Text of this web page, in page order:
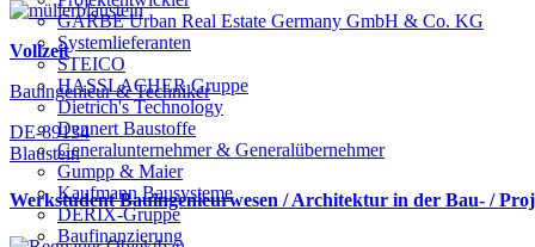
GARBE Urban Real Estate Germany GmbH & Co. KG
Systemlieferanten
STEICO
HASSLACHER Gruppe
Dietrich's Technology
Dennert Baustoffe
Generalunternehmer & Generalübernehmer
Gumpp & Maier
Kaufmann Bausysteme
DERIX-Gruppe
Baufinanzierung
Vollzeit
Bauingenieur & Techniker
DE-89134
Blaustein
Werkstudent Bauingenieurwesen / Architektur in der Bau- /